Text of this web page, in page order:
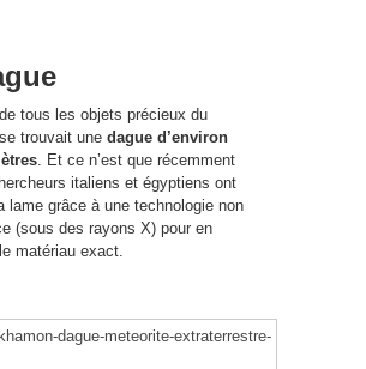
tous les objets précieux du
trouvait une dague d’environ
. Et ce n’est que récemment
italiens et égyptiens ont
lame grâce à une technologie non
(sous des rayons X) pour en
matériau exact.